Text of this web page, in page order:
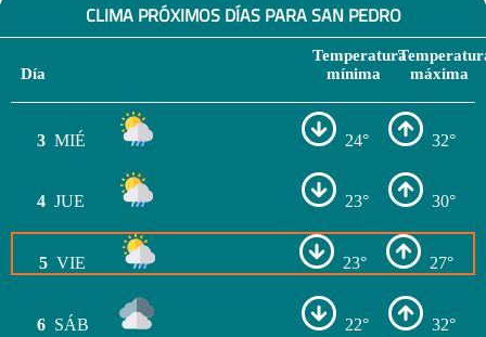
CLIMA PRÓXIMOS DÍAS PARA SAN PEDRO
Día
Temperatura
mínima
máxima
3 MIÉ 24° 32°
4 JUE 23° 30°
5 VIE 23° 27°
6 SÁB 22° 32°